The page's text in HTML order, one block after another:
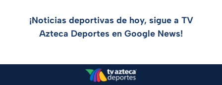
¡Noticias deportivas de hoy, sigue a TV
Azteca Deportes en Google News!